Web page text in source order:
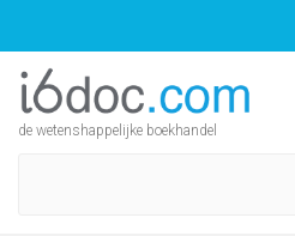
de wetenshappelijke boekhandel